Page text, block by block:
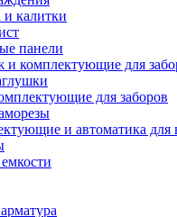
и калитки
панели
и комплектующие для
для заборов
и автоматика для